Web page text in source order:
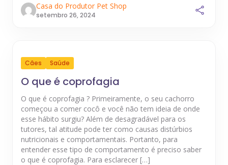
Casa do Produtor Pet Shop
setembro 26, 2024
Cães Saúde
O que é coprofagia
O que é coprofagia ? Primeiramente, o seu cachorro
começou a comer cocô e você não tem ideia de onde
esse hábito surgiu? Além de desagradável para os
tutores, tal atitude pode ter como causas distúrbios
nutricionais e comportamentais. Portanto, para
entender esse tipo de comportamento é preciso saber
o que é coprofagia. Para esclarecer […]